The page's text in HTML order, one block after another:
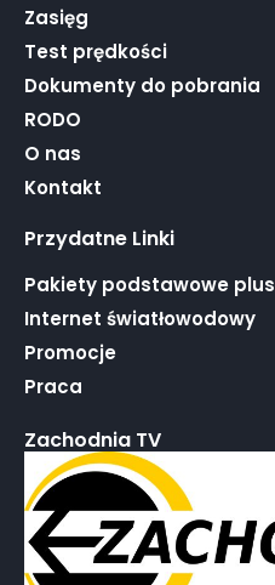
Zasięg
Test prędkości
Dokumenty do pobrania
RODO
O nas
Kontakt
Przydatne Linki
Pakiety podstawowe plus
Internet światłowodowy
Promocje
Praca
Zachodnia TV